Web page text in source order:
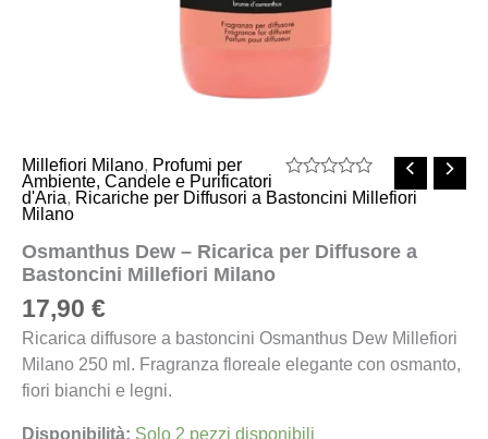
Valutato
0
Millefiori Milano, Profumi per
Ambiente, Candele e Purificatori
d'Aria, Ricariche per Diffusori a Bastoncini Millefiori
Milano
Osmanthus Dew – Ricarica per Diffusore a
Bastoncini Millefiori Milano
17,90 €
Ricarica diffusore a bastoncini Osmanthus Dew Millefiori
Milano 250 ml. Fragranza floreale elegante con osmanto,
fiori bianchi e legni.
Disponibilità: Solo 2 pezzi disponibili